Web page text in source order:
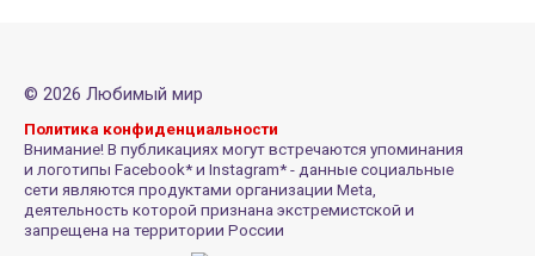
© 2026 Любимый мир
Политика конфиденциальности
Внимание! В публикациях могут встречаются упоминания
и логотипы Facebook* и Instagram* - данные социальные
сети являются продуктами организации Meta,
деятельность которой признана экстремистской и
запрещена на территории России